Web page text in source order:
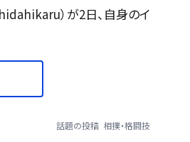
）が2日、自身のイ
話題の投稿 相撲・格闘技